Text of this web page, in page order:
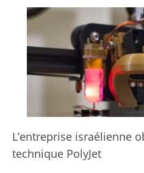
L’entreprise israélienne
technique PolyJet